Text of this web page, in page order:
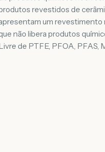
revestidos de
um revestimento
não libera produtos
de PTFE, PFOA, PFAS,